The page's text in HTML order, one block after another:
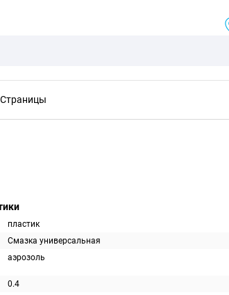
Страницы
пластик
Смазка универсальная
аэрозоль
0.4